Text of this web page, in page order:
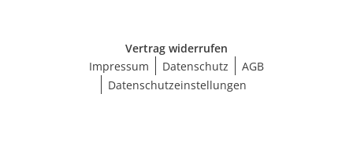
Vertrag widerrufen
Impressum
Datenschutz
AGB
Datenschutzeinstellungen